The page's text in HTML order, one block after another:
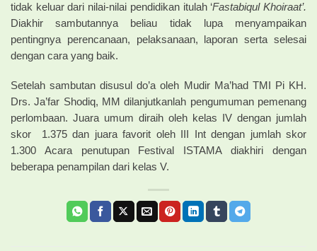
tidak keluar dari nilai-nilai pendidikan itulah ‘Fastabiqul Khoiraat’.
Diakhir sambutannya beliau tidak lupa menyampaikan
pentingnya perencanaan, pelaksanaan, laporan serta selesai
dengan cara yang baik.
Setelah sambutan disusul do’a oleh Mudir Ma’had TMI Pi KH.
Drs. Ja’far Shodiq, MM dilanjutkanlah pengumuman pemenang
perlombaan. Juara umum diraih oleh kelas IV dengan jumlah
skor 1.375 dan juara favorit oleh III Int dengan jumlah skor
1.300 Acara penutupan Festival ISTAMA diakhiri dengan
beberapa penampilan dari kelas V.